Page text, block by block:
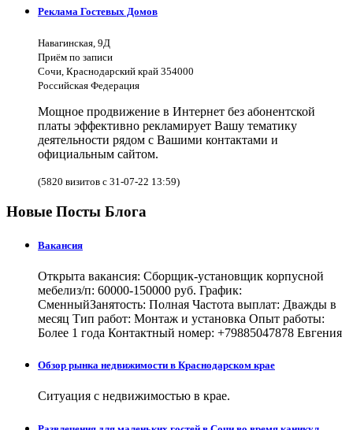
Реклама Гостевых Домов
Навагинская, 9Д
Приём по записи
Сочи, Краснодарский край 354000
Российская Федерация
Мощное продвижение в Интернет без абонентской
платы эффективно рекламирует Вашу тематику
деятельности рядом с Вашими контактами и
официальным сайтом.
(5820 визитов с 31-07-22 13:59)
Новые Посты Блога
Вакансия
Открыта вакансия: Сборщик-установщик корпусной
мебелиз/п: 60000-150000 руб. График:
СменныйЗанятость: Полная Частота выплат: Дважды в
месяц Тип работ: Монтаж и установка Опыт работы:
Более 1 года Контактный номер: +79885047878 Евгения
Обзор рынка недвижимости в Краснодарском крае
Ситуация с недвижимостью в крае.